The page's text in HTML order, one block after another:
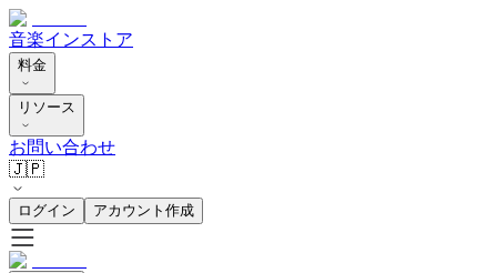
音楽インストア
料金
リソース
お問い合わせ
🇯🇵
ログイン アカウント作成